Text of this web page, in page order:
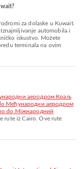
za dolaske u Kuwait.
automobila i
iskustvo. Možete
terminala na ovim
Међународни аеродром
do Міжнародний
rute iz Cairo. Ove rute